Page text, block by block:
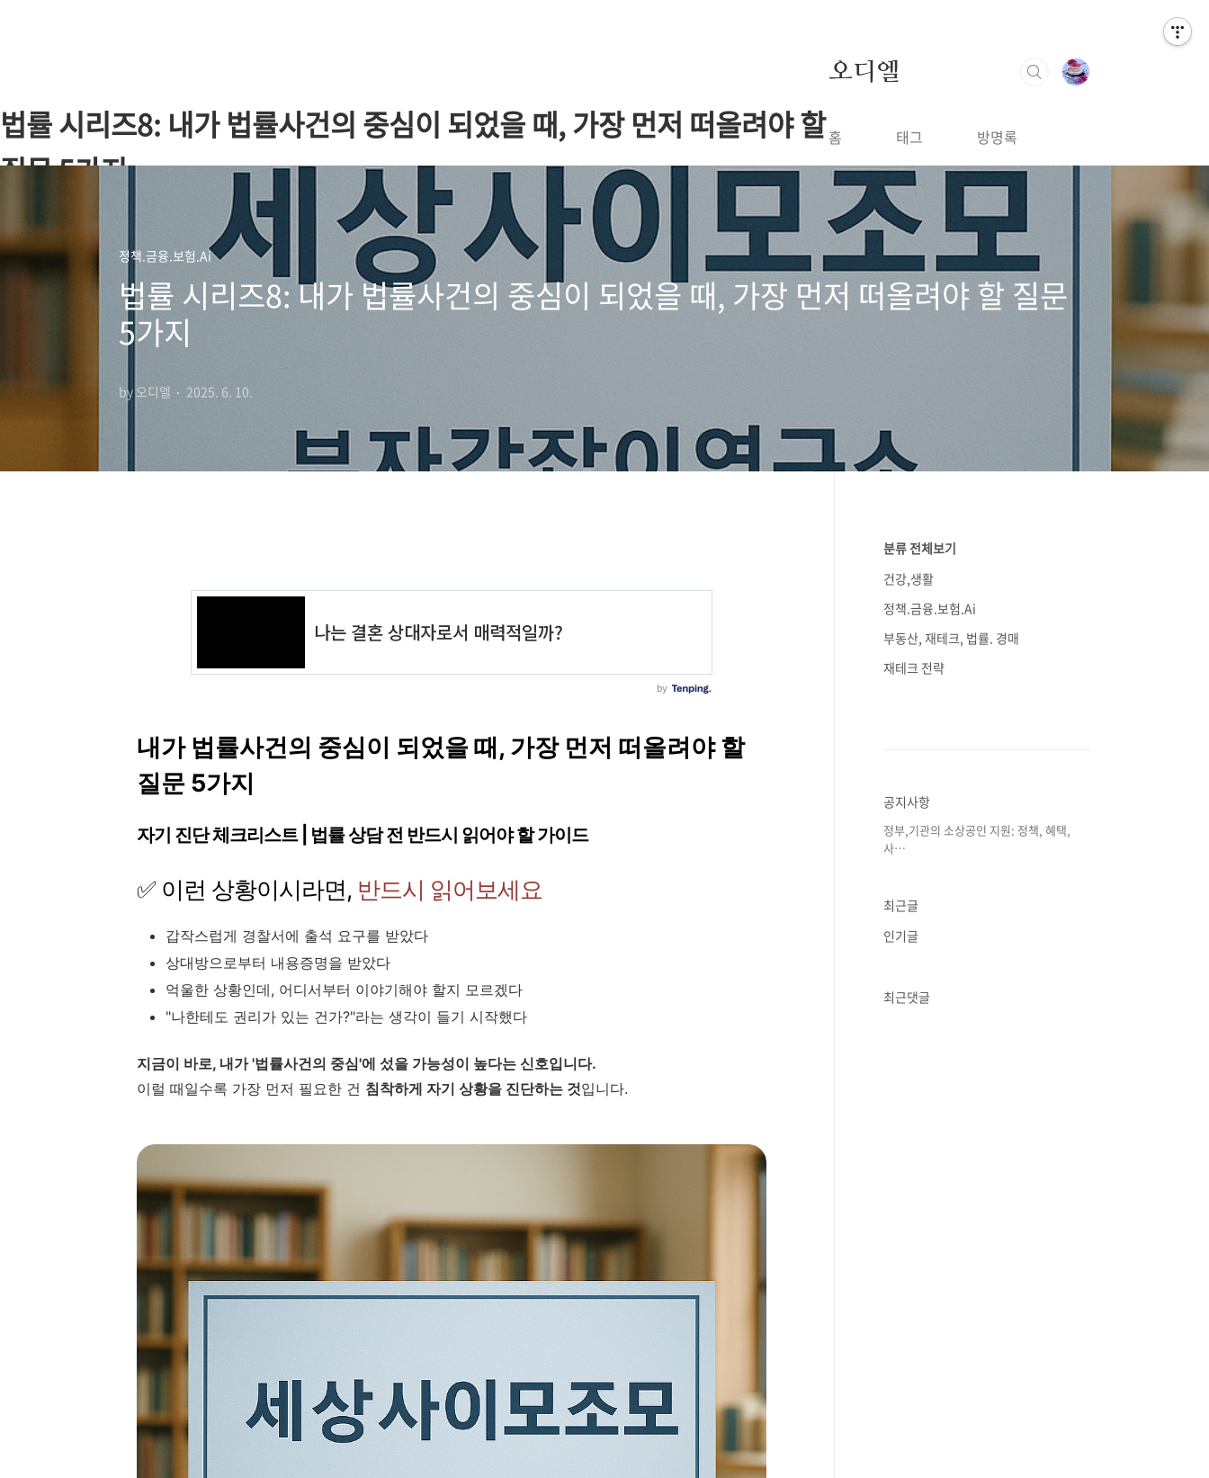
법률 시리즈8: 내가 법률사건의 중심이 되었을 때, 가장 먼저 떠올려야 할
질문 5가지
오디엘
홈 태그 방명록
정책.금융.보험.Ai
법률 시리즈8: 내가 법률사건의 중심이 되었을 때, 가장 먼저 떠올려야 할 질문
5가지
by 오디엘 2025. 6. 10.
내가 법률사건의 중심이 되었을 때, 가장 먼저 떠올려야 할
질문 5가지
자기 진단 체크리스트 | 법률 상담 전 반드시 읽어야 할 가이드
✅ 이런 상황이시라면, 반드시 읽어보세요
갑작스럽게 경찰서에 출석 요구를 받았다
상대방으로부터 내용증명을 받았다
억울한 상황인데, 어디서부터 이야기해야 할지 모르겠다
"나한테도 권리가 있는 건가?"라는 생각이 들기 시작했다
지금이 바로, 내가 '법률사건의 중심'에 섰을 가능성이 높다는 신호입니다.
이럴 때일수록 가장 먼저 필요한 건 침착하게 자기 상황을 진단하는 것입니다.
분류 전체보기
건강,생활
정책.금융.보험.Ai
부동산, 재테크, 법률. 경매
재테크 전략
공지사항
정부,기관의 소상공인 지원: 정책, 혜택,
사⋯
최근글
인기글
최근댓글